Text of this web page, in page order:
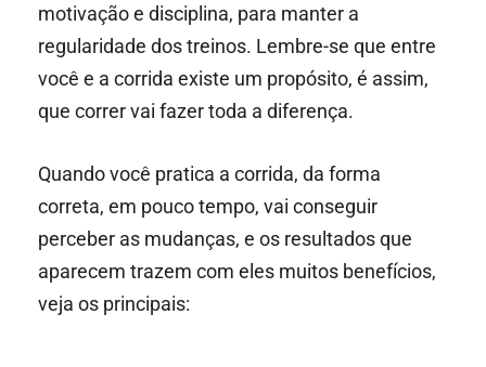
motivação e disciplina, para manter a
regularidade dos treinos. Lembre-se que entre
você e a corrida existe um propósito, é assim,
que correr vai fazer toda a diferença.
Quando você pratica a corrida, da forma
correta, em pouco tempo, vai conseguir
perceber as mudanças, e os resultados que
aparecem trazem com eles muitos benefícios,
veja os principais: